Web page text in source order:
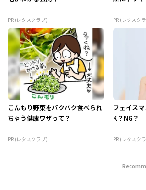
PR (レタスクラブ) PR (レタスク
こんもり野菜をパクパク食べられ
ちゃう健康ワザって？
PR (レタスクラブ)
フェイス
K？NG？
PR (レタスク